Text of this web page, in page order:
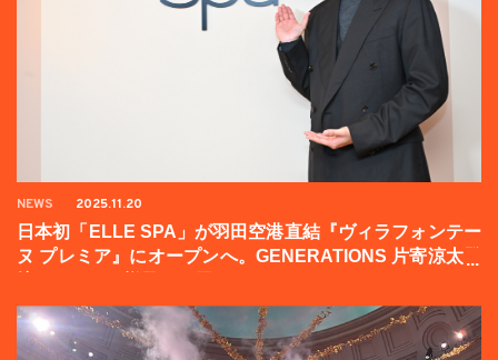
NEWS 2025.11.20
日本初「ELLE SPA」が羽田空港直結『ヴィラフォンテー
ヌ プレミア』にオープンへ。GENERATIONS 片寄涼太登